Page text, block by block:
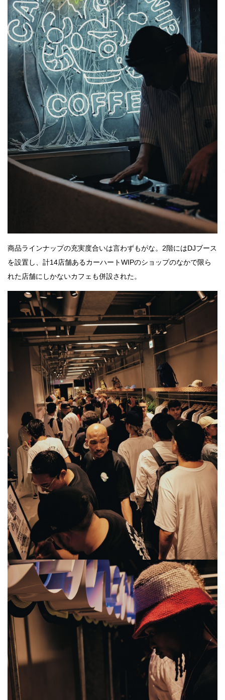
商品ラインナップの充実度合いは言わずもがな。2階にはDJブース
を設置し、計14店舗あるカーハートWIPのショップのなかで限ら
れた店舗にしかないカフェも併設された。